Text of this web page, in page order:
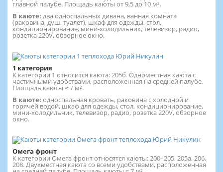
главной палубе. Площадь каюты от 9,5 до 10 м².
В каюте: два односпальных дивана, ванная комната
(раковина, душ, туалет), шкаф для одежды, стол,
кондиционирование, мини-холодильник, телевизор, радио,
розетка 220V, обзорное окно.
1 категория
К категории 1 относится каюта: 205б. Одноместная каюта с
частичными удобствами, расположенная на средней палубе.
Площадь каюты ≈ 7 м².
В каюте: односпальная кровать, раковина с холодной и
горячей водой, шкаф для одежды, стол, кондиционирование,
мини-холодильник, телевизор, радио, розетка 220V, обзорное
окно.
Омега фронт
К категории Омега фронт относятся каюты: 200–205, 205а, 206,
208. Двухместная каюта со всеми удобствами, расположенная